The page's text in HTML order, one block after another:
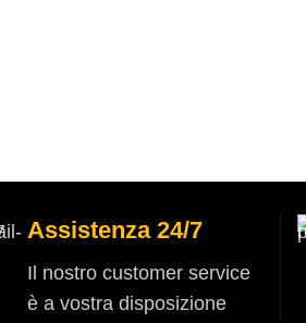
Assistenza 24/7
Il nostro customer service
è a vostra disposizione